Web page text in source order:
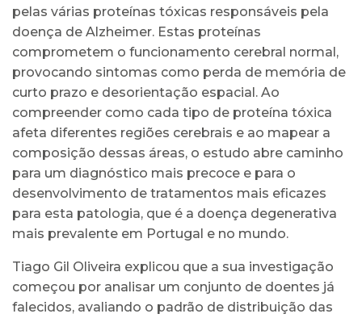
pelas várias proteínas tóxicas responsáveis pela
doença de Alzheimer. Estas proteínas
comprometem o funcionamento cerebral normal,
provocando sintomas como perda de memória de
curto prazo e desorientação espacial. Ao
compreender como cada tipo de proteína tóxica
afeta diferentes regiões cerebrais e ao mapear a
composição dessas áreas, o estudo abre caminho
para um diagnóstico mais precoce e para o
desenvolvimento de tratamentos mais eficazes
para esta patologia, que é a doença degenerativa
mais prevalente em Portugal e no mundo.
Tiago Gil Oliveira explicou que a sua investigação
começou por analisar um conjunto de doentes já
falecidos, avaliando o padrão de distribuição das